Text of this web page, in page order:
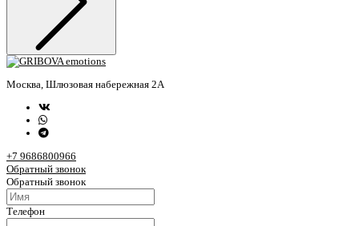
Москва, Шлюзовая набережная 2А
+7 9686800966
Обратный звонок
Обратный звонок
Телефон